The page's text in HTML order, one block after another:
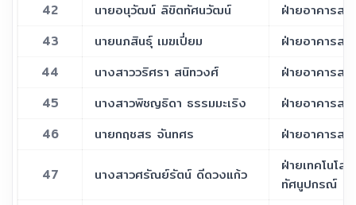
42
นายอนุวัฒน์ ลิขิตทัศนวัฒน์
ฝ่ายอาคารส
43
นายนภสินธุ์ เมฆเปี่ยม
ฝ่ายอาคารส
44
นางสาววริศรา สนิทวงศ์
ฝ่ายอาคารส
45
นางสาวพิชญธิดา ธรรมมะเริง
ฝ่ายอาคารส
46
นายกฤชสร จันทศร ฝ่ายอาคารส
47 นางสาวศรัณย์รัตน์ ดีดวงแก้ว
ฝ่ายเทคโนโล
ทัศนูปกรณ์